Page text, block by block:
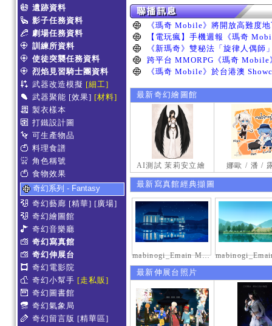
遺跡資料
影子任務資料
劇場任務資料
訓練所資料
使徒突襲任務資料
烈焰見習騎士團資料
武器改造模擬 [細工]
武器聚能 [效果] [材料]
製衣樣本
打鐵設計圖
可生產物品
料理食譜
角色稱號
食物效果
奇幻系列 - Fantasy
奇幻藝廊 [精華] [廣場]
奇幻繪圖館
奇幻音樂廳
奇幻寫真館
奇幻伸展台
奇幻電影院
奇幻小幫手 [走私販]
奇幻圖書館
奇幻氣象局
奇幻留言版 [精華區]
最新奇幻繪圖館
AI測試 茉莉安立繪 娜歐 / 潘 /
最新寫真館經典擷圖
mabinogi_Emain Macha_2000-0600_1
最新伸展台照片